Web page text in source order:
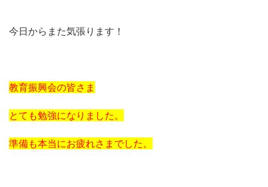
今日からまた気張ります！
教育振興会の皆さま
とても勉強になりました。
準備も本当にお疲れさまでした。